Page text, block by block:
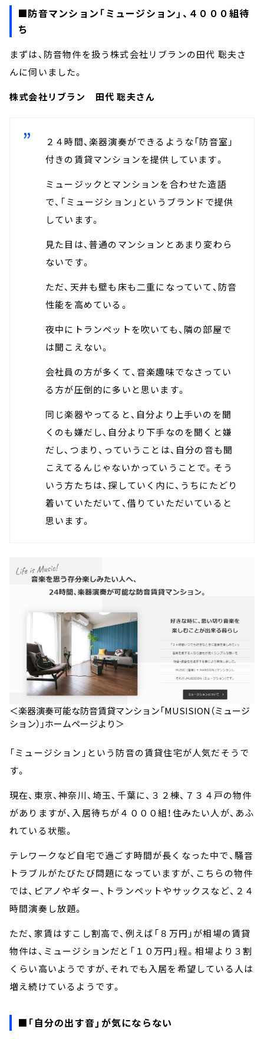
■防音マンション「ミュージション」、４０００組待
ち
まずは、防音物件を扱う株式会社リブランの田代 聡夫さ
んに伺いました。
株式会社リブラン 田代 聡夫さん
２４時間、楽器演奏ができるような「防音室」
付きの賃貸マンションを提供しています。
ミュージックとマンションを合わせた造語
で、「ミュージション」というブランドで提供
しています。
見た目は、普通のマンションとあまり変わら
ないです。
ただ、天井も壁も床も二重になっていて、防音
性能を高めている。
夜中にトランペットを吹いても、隣の部屋で
は聞こえない。
会社員の方が多くて、音楽趣味でなさってい
る方が圧倒的に多いと思います。
同じ楽器やってると、自分より上手いのを聞
くのも嫌だし、自分より下手なのを聞くと嫌
だし、つまり、っていうことは、自分の音も聞
こえてるんじゃないかっていうことで。そう
いう方たちは、探していく内に、うちにたどり
着いていただいて、借りていただいていると
思います。
＜楽器演奏可能な防音賃貸マンション「MUSISION（ミュージ
ション）」ホームページより＞
「ミュージション」という防音の賃貸住宅が人気だそうで
す。
現在、東京、神奈川、埼玉、千葉に、３２棟、７３４戸の物件
がありますが、入居待ちが４０００組！住みたい人が、あふ
れている状態。
テレワークなど自宅で過ごす時間が長くなった中で、騒音
トラブルがたびたび問題になっていますが、こちらの物件
では、ピアノやギター、トランペットやサックスなど、２４
時間演奏し放題。
ただ、家賃はすこし割高で、例えば「８万円」が相場の賃貸
物件は、ミュージションだと「１０万円」程。相場より３割
くらい高いようですが、それでも入居を希望している人は
増え続けているようです。
■「自分の出す音」が気にならない